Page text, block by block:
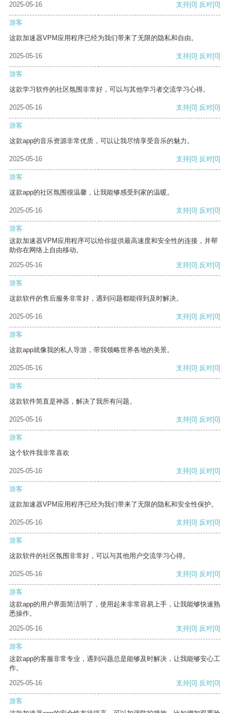
2025-05-16 支持[0] 反对[0]
游客
这款加速器VPM应用程序已经为我们带来了无限的隐私和自由。
2025-05-16 支持[0] 反对[0]
游客
这款学习软件的社区氛围非常好，可以与其他学习者交流学习心得。
2025-05-16 支持[0] 反对[0]
游客
这款app的音乐资源非常优质，可以让我尽情享受音乐的魅力。
2025-05-16 支持[0] 反对[0]
游客
这款app的社区氛围很温馨，让我能够感受到家的温暖。
2025-05-16 支持[0] 反对[0]
游客
这款加速器VPM应用程序可以给你提供最高速度和安全性的连接，并帮
助你在网络上自由移动。
2025-05-16
支持[0] 反对[0]
游客
这款软件的售后服务非常好，遇到问题都能得到及时解决。
2025-05-16 支持[0] 反对[0]
游客
这款app就像我的私人导游，带我领略世界各地的美景。
2025-05-16 支持[0] 反对[0]
游客
这款软件简直是神器，解决了我所有问题。
2025-05-16 支持[0] 反对[0]
游客
这个软件我非常喜欢
2025-05-16 支持[0] 反对[0]
游客
这款加速器VPM应用程序已经为我们带来了无限的隐私和安全性保护。
2025-05-16 支持[0] 反对[0]
游客
这款软件的社区氛围非常好，可以与其他用户交流学习心得。
2025-05-16 支持[0] 反对[0]
游客
这款app的用户界面简洁明了，使用起来非常容易上手，让我能够快速熟
悉操作。
2025-05-16
支持[0] 反对[0]
游客
这款app的客服非常专业，遇到问题总是能够及时解决，让我能够安心工
作。
2025-05-16
支持[0] 反对[0]
游客